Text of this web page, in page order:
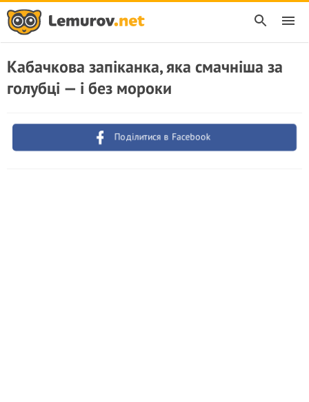
Кабачкова запіканка, яка смачніша за
голубці — і без мороки
Поділитися в Facebook